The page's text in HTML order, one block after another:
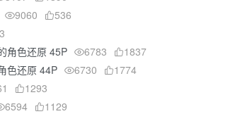
9060
536
角色还原 45P 6783
1837
色还原 44P 6730
1774
1293
6594
1129